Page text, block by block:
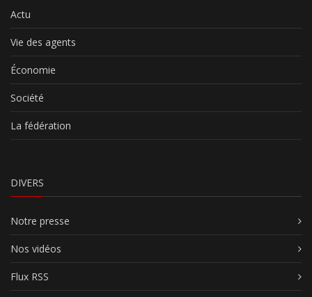
Actu
Vie des agents
Économie
Société
La fédération
DIVERS
Notre presse
Nos vidéos
Flux RSS